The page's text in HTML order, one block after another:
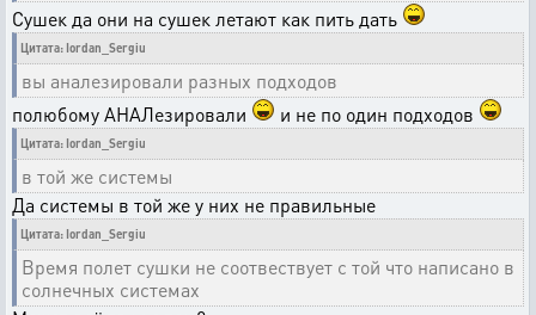
Сушек да они на сушек летают как пить дать
Цитата: Iordan_Sergiu
вы аналезировали разных подходов
полюбому АНАЛезировали
и не по один подходов
Цитата: Iordan_Sergiu
в той же системы
Да системы в той же у них не правильные
Цитата: Iordan_Sergiu
Время полет сушки не соотвествует с той что написано в
солнечных системах